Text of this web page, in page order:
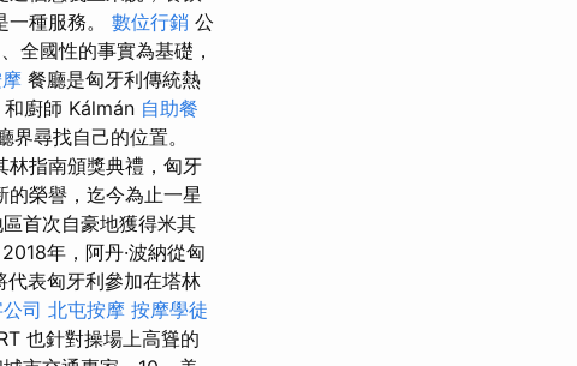
種服務。 數位行銷 公
全國性的事實為基礎，
餐廳是匈牙利傳統熱
和廚師 Kálmán 自助餐
尋找自己的位置。
指南頒獎典禮，匈牙
榮譽，迄今為止一星
首次自豪地獲得米其
年，阿丹·波納從匈
代表匈牙利參加在塔林
司 北屯按摩 按摩學徒
也針對操場上高聳的